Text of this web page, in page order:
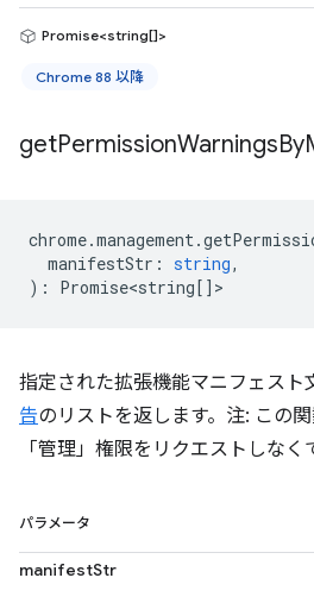
Promise<string[]>
Chrome 88 以降
getPermissionWarningsBy
chrome.management.
manifestStr : string,
) : Promise<string[]>
指定された拡張機能マニフェスト
告のリストを返します。注: この
「管理」権限をリクエストしなく
パラメータ
manifestStr